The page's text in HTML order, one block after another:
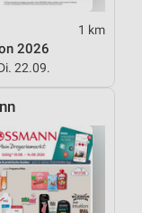
1 km
2026
22.09.
oder
von